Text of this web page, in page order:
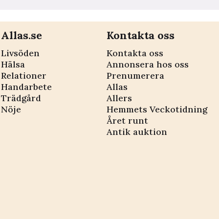
Allas.se
Livsöden
Hälsa
Relationer
Handarbete
Trädgård
Nöje
Kontakta oss
Kontakta oss
Annonsera hos oss
Prenumerera
Allas
Allers
Hemmets Veckotidning
Året runt
Antik auktion